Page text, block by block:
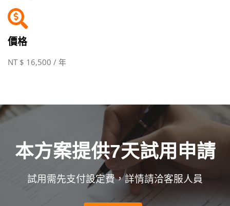
價格
NT $ 16,500 / 年
本方案提供7天試用申請
試用需先支付設定費，詳情請洽客服人員